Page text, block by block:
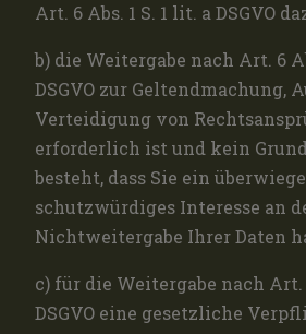
Art. 6 Abs. 1 S. 1 lit. a DSGVO
b) die Weitergabe nach Art. 6
DSGVO zur Geltendmachung,
Verteidigung von
erforderlich ist und kein
besteht, dass Sie ein
schutzwürdiges Interesse an
Nichtweitergabe Ihrer Daten
c) für die Weitergabe nach Art.
DSGVO eine gesetzliche